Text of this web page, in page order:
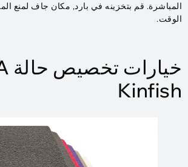
المباشرة. قم بتخزينه في بارد, مكان جاف لمنع
الوقت.
Kinfish